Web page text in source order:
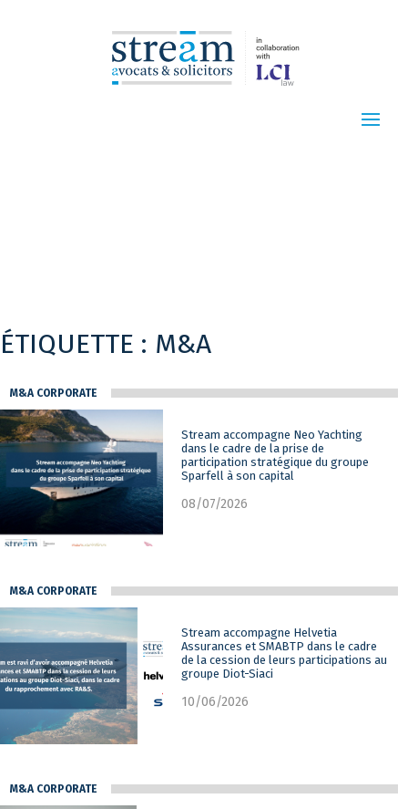
ÉTIQUETTE : M&A
M&A CORPORATE
Stream accompagne Neo Yachting
dans le cadre de la prise de
participation stratégique du groupe
Sparfell à son capital
08/07/2026
M&A CORPORATE
Stream accompagne Helvetia
Assurances et SMABTP dans le cadre
de la cession de leurs participations au
groupe Diot-Siaci
10/06/2026
M&A CORPORATE